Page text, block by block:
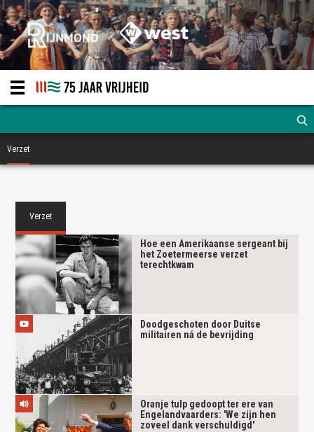
Verzet
Verzet
Hoe een Amerikaanse sergeant bij
het Zoetermeerse verzet
terechtkwam
Doodgeschoten door Duitse
militairen ná de bevrijding
Oranje tulp gedoopt ter ere van
Engelandvaarders: 'We zijn hen
zoveel dank verschuldigd'